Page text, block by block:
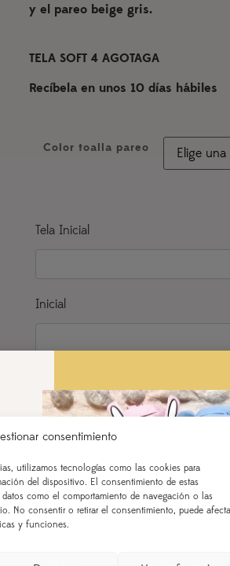
consentimiento
utilizamos tecnologías como las cookies para
del dispositivo. El consentimiento de estas
como el comportamiento de navegación o las
No consentir o retirar el consentimiento, puede
y funciones.
y el pareo beige gris.
TELA SOFT 4 AGOTAGA
Recíbela en unos 10 días hábiles
Color toalla pareo
Tela Inicial
Inicial
AÑADIR AL CARRITO
de